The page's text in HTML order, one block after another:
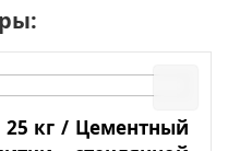
25 кг / Цементный